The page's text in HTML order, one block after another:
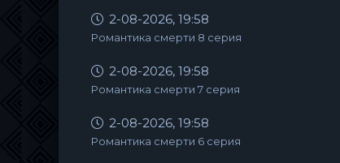
2-08-2026, 19:58
Романтика смерти 8 серия
2-08-2026, 19:58
Романтика смерти 7 серия
2-08-2026, 19:58
Романтика смерти 6 серия